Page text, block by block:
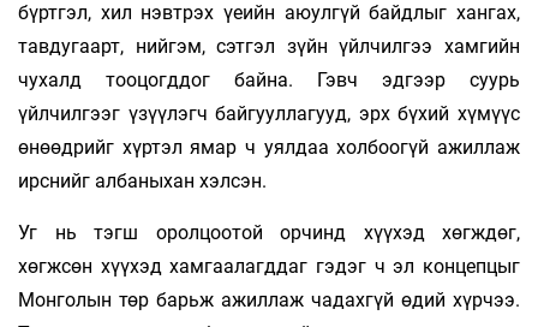
бүртгэл, хил нэвтрэх үеийн аюулгүй байдлыг хангах,
тавдугаарт, нийгэм, сэтгэл зүйн үйлчилгээ хамгийн
чухалд тооцогддог байна. Гэвч эдгээр суурь
үйлчилгээг үзүүлэгч байгууллагууд, эрх бүхий хүмүүс
өнөөдрийг хүртэл ямар ч уялдаа холбоогүй ажиллаж
ирснийг албаныхан хэлсэн.
Уг нь тэгш оролцоотой орчинд хүүхэд хөгждөг,
хөгжсөн хүүхэд хамгаалагддаг гэдэг ч эл концепцыг
Монголын төр барьж ажиллаж чадахгүй өдий хүрчээ.